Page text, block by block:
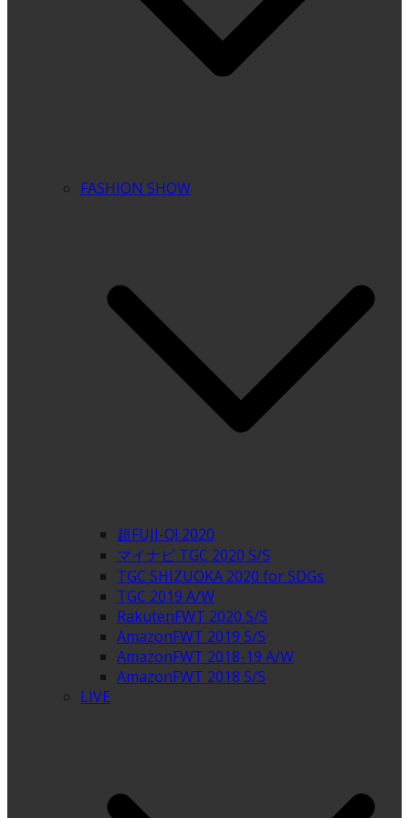
FASHION SHOW
超FUJI-Q! 2020
マイナビ TGC 2020 S/S
TGC SHIZUOKA 2020 for SDGs
TGC 2019 A/W
RakutenFWT 2020 S/S
AmazonFWT 2019 S/S
AmazonFWT 2018-19 A/W
AmazonFWT 2018 S/S
LIVE